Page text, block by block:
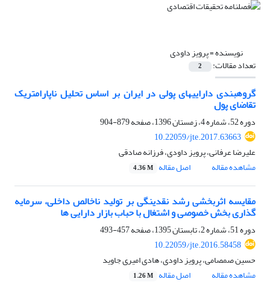
نویسنده =پرویز داودی
تعداد مقالات: 2
گروه‎بندی دارایی‎های پولی در ایران بر اساس تحلیل ناپارامتریک
تقاضای پول
دوره 52، شماره 4، زمستان 1396، صفحه
879-904
10.22059/jte.2017.63663
علیرضا عرفانی، پرویز داودی، فرزانه صادقی
مشاهده مقاله
اصل مقاله 4.36 M
مقایسه اثربخشی رشد نقدینگی بر تولید ناخالص داخلی، سرمایه
گذاری بخش خصوصی و اشتغال با حباب بازار دارایی ها
دوره 51، شماره 2، تابستان 1395، صفحه
457-493
10.22059/jte.2016.58458
حسین صمصامی، پرویز داودی، هادی امیری جاوید
مشاهده مقاله
اصل مقاله 1.26 M